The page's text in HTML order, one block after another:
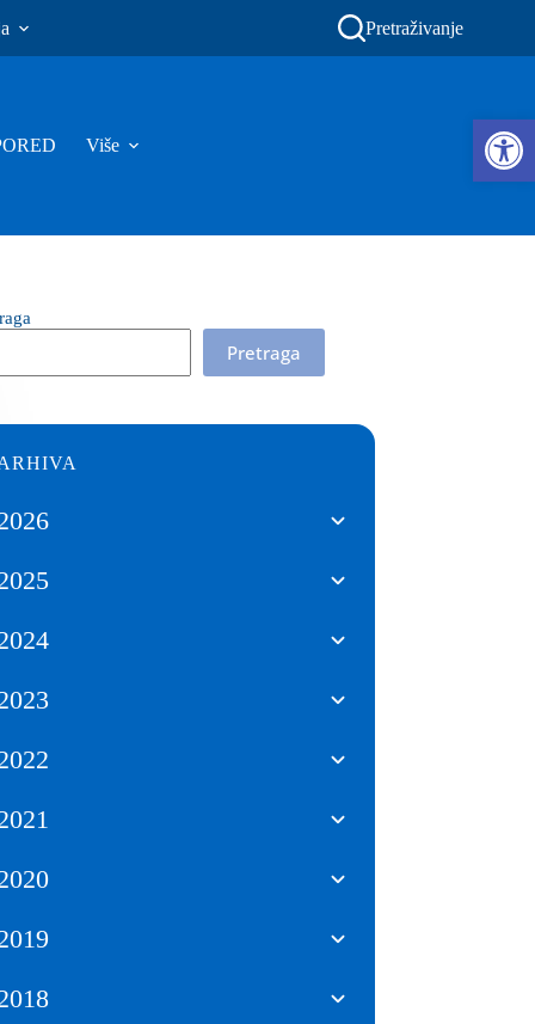
Pretraživanje
Više
Pretraga